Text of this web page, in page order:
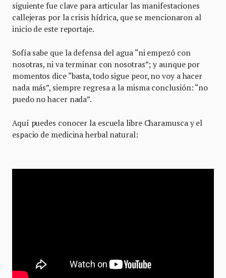
siguiente fue clave para articular las manifestaciones
callejeras por la crisis hídrica, que se mencionaron al
inicio de este reportaje.
Sofía sabe que la defensa del agua “ni empezó con
nosotras, ni va terminar con nosotras”; y aunque por
momentos dice “basta, todo sigue peor, no voy a hacer
nada más”, siempre regresa a la misma conclusión: “no
puedo no hacer nada”.
Aquí puedes conocer la escuela libre Charamusca y el
espacio de medicina herbal natural: